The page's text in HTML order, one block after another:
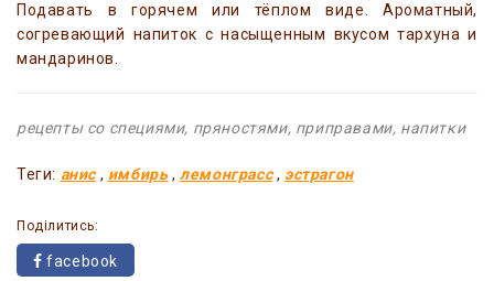
Подавать в горячем или тёплом виде. Ароматный,
согревающий напиток с насыщенным вкусом тархуна и
мандаринов.
рецепты со специями, пряностями, приправами, напитки
Теги: анис, имбирь,лемонграсс, эстрагон
Поділитись:
facebook